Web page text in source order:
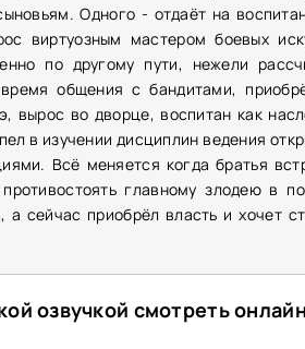
Одного - отдаёт на
виртуозным мастером боевых
по другому пути, нежели
общения с бандитами,
вырос во дворце, воспитан как
в изучении дисциплин ведения
Всё меняется когда братья
главному злодею в
сейчас приобрёл власть и хочет
озвучкой смотреть